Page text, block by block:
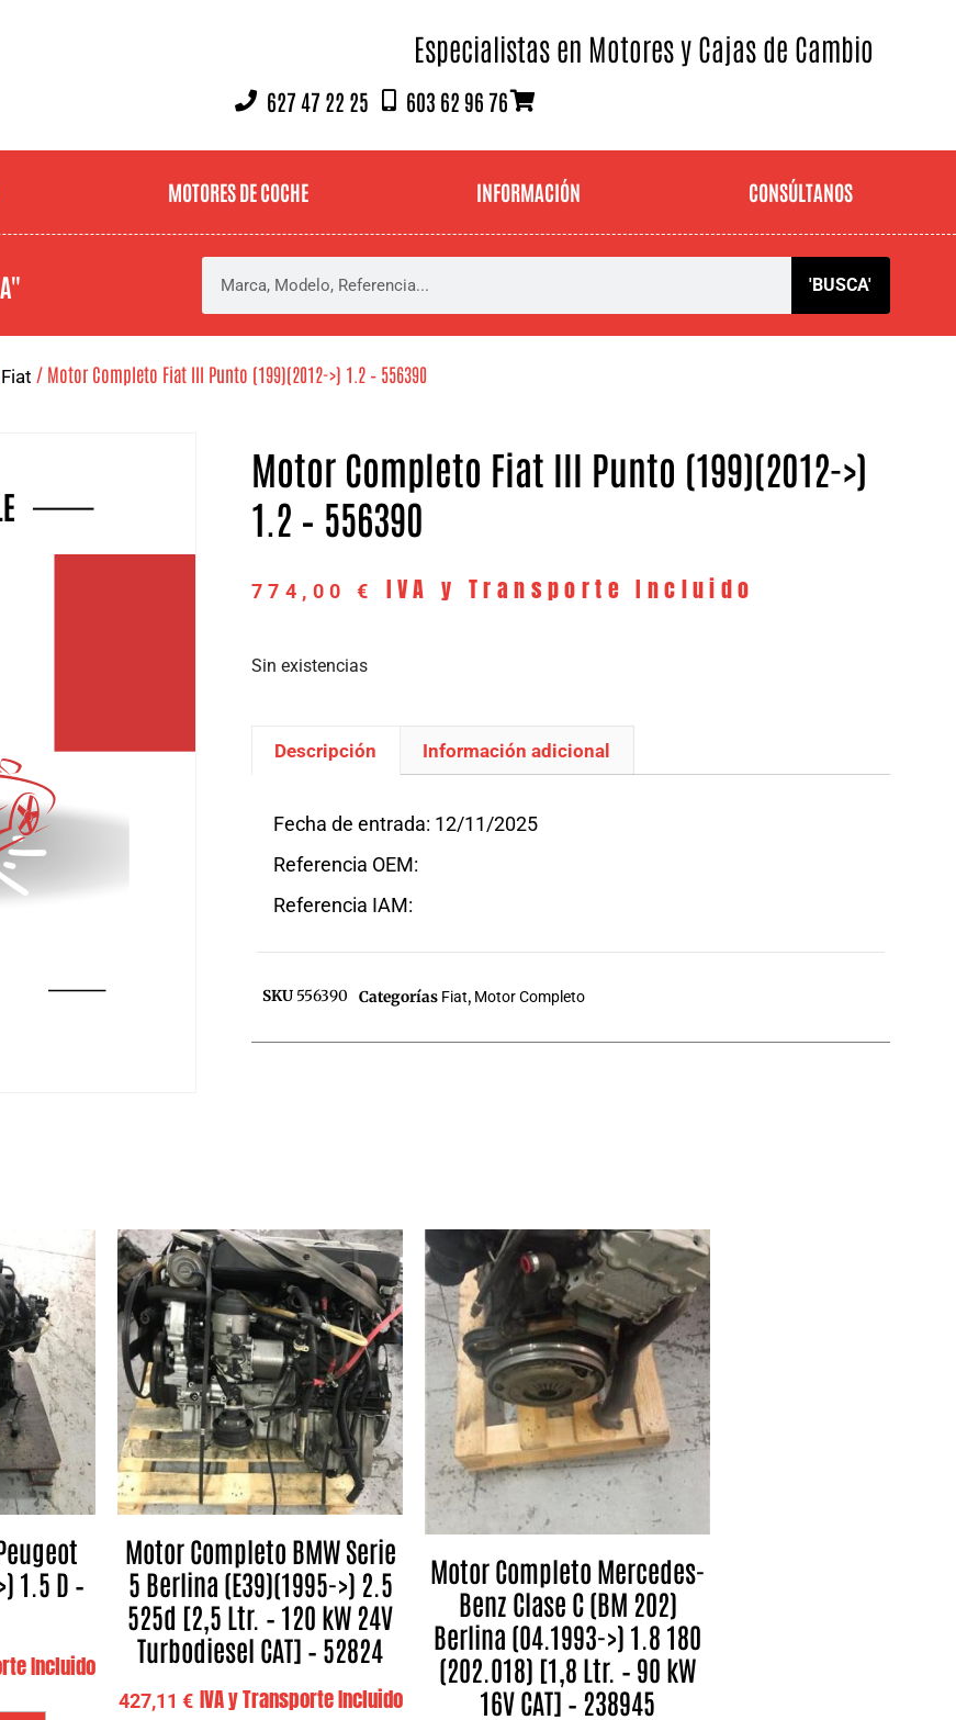
Especialistas en Motores y Cajas de Cambio
627 47 22 25 603 62 96 76
MOTORES DE COCHE INFORMACIÓN CONSÚLTANOS
'BUSCA'
Fiat / Motor Completo Fiat III Punto (199)(2012->) 1.2 – 556390
Motor Completo Fiat III Punto (199)(2012->)
1.2 – 556390
774,00 € IVA y Transporte Incluido
Sin existencias
Descripción Información adicional
Fecha de entrada: 12/11/2025
Referencia OEM:
Referencia IAM:
SKU 556390 Categorías Fiat, Motor Completo
1.5 D –
Incluido
Motor Completo BMW Serie
5 Berlina (E39)(1995->) 2.5
525d [2,5 Ltr. – 120 kW 24V
Turbodiesel CAT] – 52824
427,11 € IVA y Transporte Incluido
Motor Completo Mercedes-
Benz Clase C (BM 202)
Berlina (04.1993->) 1.8 180
(202.018) [1,8 Ltr. – 90 kW
16V CAT] – 238945